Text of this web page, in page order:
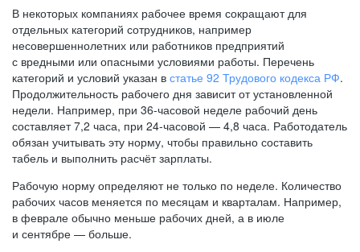
В некоторых компаниях рабочее время сокращают для
отдельных категорий сотрудников, например
несовершеннолетних или работников предприятий
с вредными или опасными условиями работы. Перечень
категорий и условий указан в статье 92 Трудового кодекса РФ.
Продолжительность рабочего дня зависит от установленной
недели. Например, при 36-часовой неделе рабочий день
составляет 7,2 часа, при 24-часовой — 4,8 часа. Работодатель
обязан учитывать эту норму, чтобы правильно составить
табель и выполнить расчёт зарплаты.
Рабочую норму определяют не только по неделе. Количество
рабочих часов меняется по месяцам и кварталам. Например,
в феврале обычно меньше рабочих дней, а в июле
и сентябре — больше.